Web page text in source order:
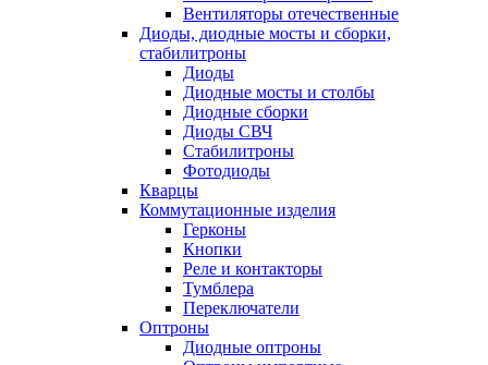
Вентиляторы отечественные
Диоды, диодные мосты и сборки,
стабилитроны
Диоды
Диодные мосты и столбы
Диодные сборки
Диоды СВЧ
Стабилитроны
Фотодиоды
Кварцы
Коммутационные изделия
Герконы
Кнопки
Реле и контакторы
Тумблера
Переключатели
Оптроны
Диодные оптроны